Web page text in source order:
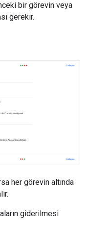
bir görevin veya
gerekir.
her görevin altında
giderilmesi